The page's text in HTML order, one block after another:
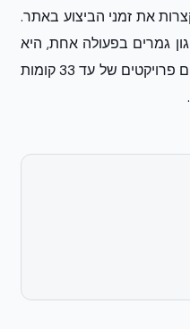
את זמני הביצוע באתר.
ועיגון גמרים בפעולה אחת, היא
הפתרון ההנדסי הבלעדי שמאפשר בנייה לגובה ללא הגבלה טכנית, כפי שמוכיחים פרויקטים של עד 33 קומות